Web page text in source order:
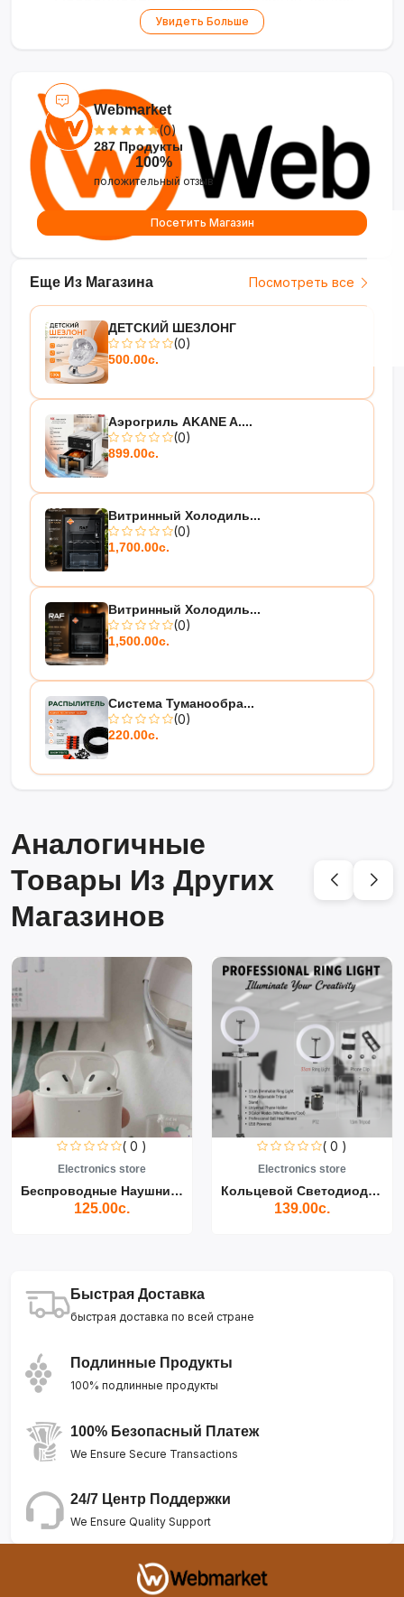
Увидеть Больше
Еще Из Магазина Посмотреть все
ДЕТСКИЙ ШЕЗЛОНГ
(0)
500.00с.
Аэрогриль AKANE A....
(0)
899.00с.
Витринный Холодиль...
(0)
1,700.00с.
Витринный Холодиль...
(0)
1,500.00с.
Система Туманообра...
(0)
220.00с.
Webmarket
(0)
287 Продукты
100%
положительный отзыв
Посетить Магазин
Аналогичные
Товары Из Других
Магазинов
( 0 )
Electronics store
Беспроводные Наушники Air...
125.00с.
( 0 )
Electronics store
Кольцевой Светодиодный Св...
139.00с.
Быстрая Доставка
быстрая доставка по всей стране
Подлинные Продукты
100% подлинные продукты
100% Безопасный Платеж
We Ensure Secure Transactions
24/7 Центр Поддержки
We Ensure Quality Support